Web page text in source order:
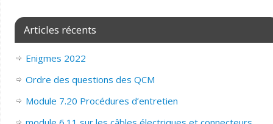
Articles récents
Enigmes 2022
Ordre des questions des QCM
Module 7.20 Procédures d’entretien